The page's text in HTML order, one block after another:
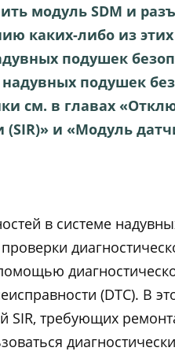
модуль SDM и
каких-либо из
подушек
подушек
см. в главах
(SIR)» и «Модуль
в системе
(DTC). В
SIR, требующих